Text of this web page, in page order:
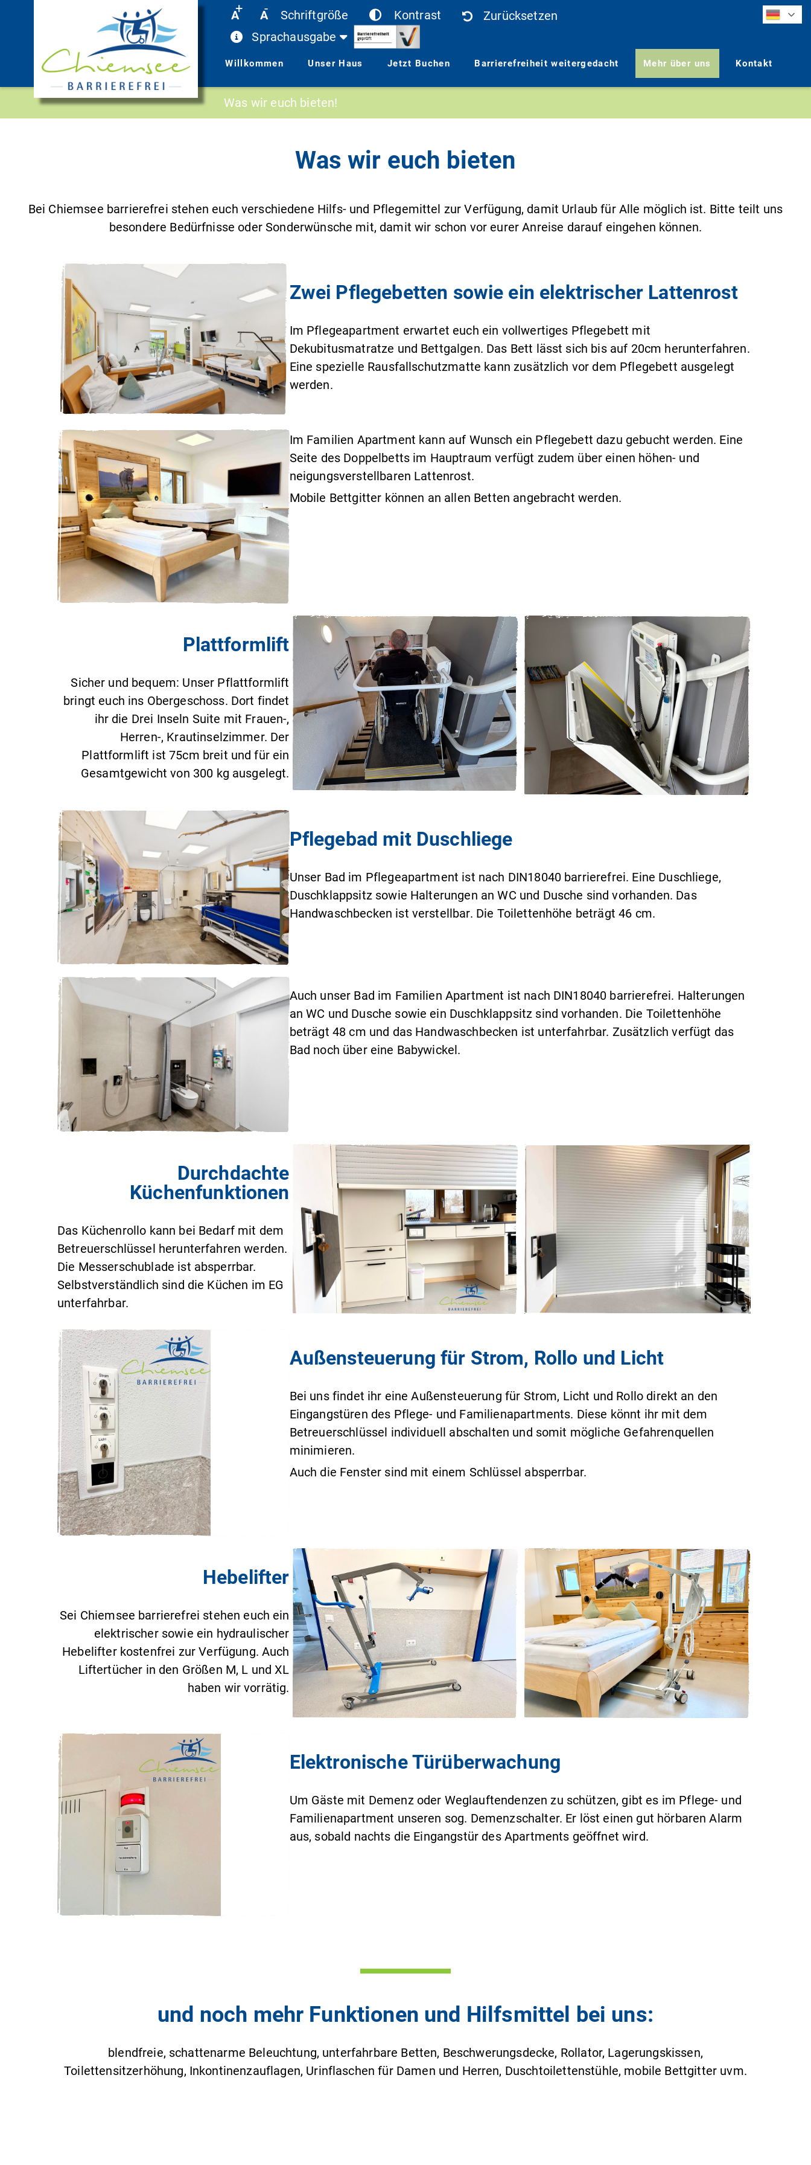
Sprachausgabe
Willkommen Unser Haus Jetzt Buchen Barrierefreiheit weitergedacht Mehr über uns Kontakt
Was wir euch bieten!
Was wir euch bieten
Bei Chiemsee barrierefrei stehen euch verschiedene Hilfs- und Pflegemittel zur Verfügung, damit Urlaub für Alle möglich ist. Bitte teilt uns
besondere Bedürfnisse oder Sonderwünsche mit, damit wir schon vor eurer Anreise darauf eingehen können.
Zwei Pflegebetten sowie ein elektrischer Lattenrost
Im Pflegeapartment erwartet euch ein vollwertiges Pflegebett mit
Dekubitusmatratze und Bettgalgen. Das Bett lässt sich bis auf 20cm herunterfahren.
Eine spezielle Rausfallschutzmatte kann zusätzlich vor dem Pflegebett ausgelegt
werden.
Im Familien Apartment kann auf Wunsch ein Pflegebett dazu gebucht werden. Eine
Seite des Doppelbetts im Hauptraum verfügt zudem über einen höhen- und
neigungsverstellbaren Lattenrost.
Mobile Bettgitter können an allen Betten angebracht werden.
Plattformlift
Sicher und bequem: Unser Pflattformlift
bringt euch ins Obergeschoss. Dort findet
ihr die Drei Inseln Suite mit Frauen-,
Herren-, Krautinselzimmer. Der
Plattformlift ist 75cm breit und für ein
Gesamtgewicht von 300 kg ausgelegt.
Pflegebad mit Duschliege
Unser Bad im Pflegeapartment ist nach DIN18040 barrierefrei. Eine Duschliege,
Duschklappsitz sowie Halterungen an WC und Dusche sind vorhanden. Das
Handwaschbecken ist verstellbar. Die Toilettenhöhe beträgt 46 cm.
Auch unser Bad im Familien Apartment ist nach DIN18040 barrierefrei. Halterungen
an WC und Dusche sowie ein Duschklappsitz sind vorhanden. Die Toilettenhöhe
beträgt 48 cm und das Handwaschbecken ist unterfahrbar. Zusätzlich verfügt das
Bad noch über eine Babywickel.
Durchdachte
Küchenfunktionen
Das Küchenrollo kann bei Bedarf mit dem
Betreuerschlüssel herunterfahren werden.
Die Messerschublade ist absperrbar.
Selbstverständlich sind die Küchen im EG
unterfahrbar.
Außensteuerung für Strom, Rollo und Licht
Bei uns findet ihr eine Außensteuerung für Strom, Licht und Rollo direkt an den
Eingangstüren des Pflege- und Familienapartments. Diese könnt ihr mit dem
Betreuerschlüssel individuell abschalten und somit mögliche Gefahrenquellen
minimieren.
Auch die Fenster sind mit einem Schlüssel absperrbar.
Hebelifter
Sei Chiemsee barrierefrei stehen euch ein
elektrischer sowie ein hydraulischer
Hebelifter kostenfrei zur Verfügung. Auch
Liftertücher in den Größen M, L und XL
haben wir vorrätig.
Elektronische Türüberwachung
Um Gäste mit Demenz oder Weglauftendenzen zu schützen, gibt es im Pflege- und
Familienapartment unseren sog. Demenzschalter. Er löst einen gut hörbaren Alarm
aus, sobald nachts die Eingangstür des Apartments geöffnet wird.
und noch mehr Funktionen und Hilfsmittel bei uns:
blendfreie, schattenarme Beleuchtung, unterfahrbare Betten, Beschwerungsdecke, Rollator, Lagerungskissen,
Toilettensitzerhöhung, Inkontinenzauflagen, Urinflaschen für Damen und Herren, Duschtoilettenstühle, mobile Bettgitter uvm.
A+ A
- Schriftgröße Kontrast Zurücksetzen